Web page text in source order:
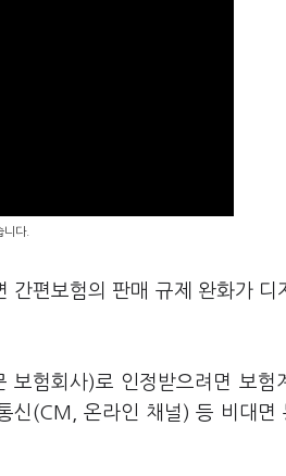
니다.
간편보험의 판매 규제 완화가 디
보험회사)로 인정받으려면 보험
(CM, 온라인 채널) 등 비대면